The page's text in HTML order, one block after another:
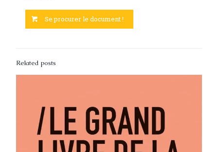
Se procurer le document !
Related posts